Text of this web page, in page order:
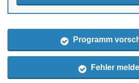
Programm
Fehler